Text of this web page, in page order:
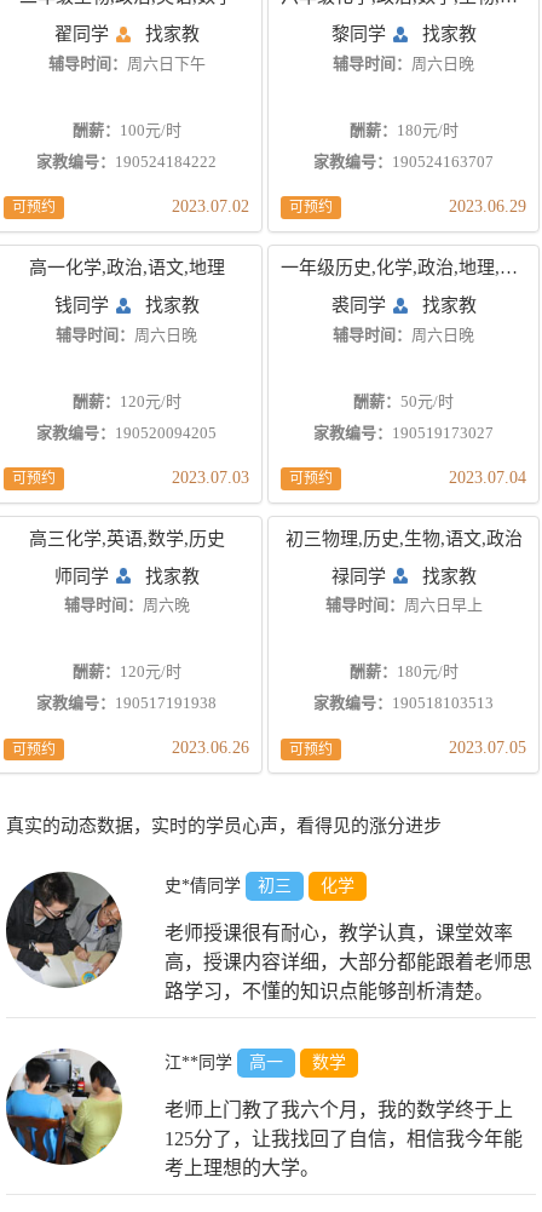
翟同学
找家教
辅导时间： 周六日下午
酬薪： 100元/时
家教编号： 190524184222
可预约 2023.07.02
黎同学
找家教
辅导时间： 周六日晚
酬薪： 180元/时
家教编号： 190524163707
可预约 2023.06.29
高一化学,政治,语文,地理
钱同学
找家教
辅导时间： 周六日晚
酬薪： 120元/时
家教编号： 190520094205
可预约 2023.07.03
一年级历史,化学,政治,地理,物理,英语,生物
裘同学
找家教
辅导时间： 周六日晚
酬薪： 50元/时
家教编号： 190519173027
可预约 2023.07.04
高三化学,英语,数学,历史
师同学
找家教
辅导时间： 周六晚
酬薪： 120元/时
家教编号： 190517191938
可预约 2023.06.26
初三物理,历史,生物,语文,政治
禄同学
找家教
辅导时间： 周六日早上
酬薪： 180元/时
家教编号： 190518103513
可预约 2023.07.05
真实的动态数据，实时的学员心声，看得见的涨分进步
史*倩同学 初三 化学
老师授课很有耐心，教学认真，课堂效率
高，授课内容详细，大部分都能跟着老师思
路学习，不懂的知识点能够剖析清楚。
江**同学 高一 数学
老师上门教了我六个月，我的数学终于上
125分了，让我找回了自信，相信我今年能
考上理想的大学。